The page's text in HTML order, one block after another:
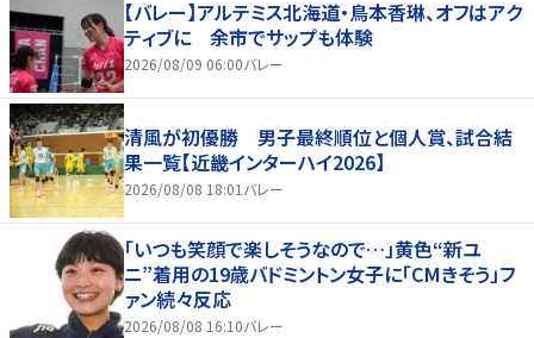
【バレー】アルテミス北海道・鳥本香琳、オフはアク
ティブに 余市でサップも体験
2026/08/09 06:00バレー
清風が初優勝 男子最終順位と個人賞、試合結
果一覧【近畿インターハイ2026】
2026/08/08 18:01 バレー
「いつも笑顔で楽しそうなので…」黄色“新ユ
ニ”着用の19歳バドミントン女子に「CMきそう」フ
ァン続々反応
2026/08/08 16:10バレー